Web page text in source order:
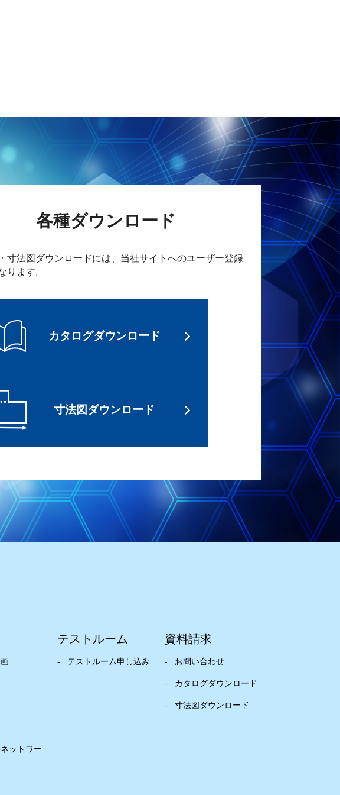
各種ダウンロード
寸法図ダウンロードには、当社サイトへのユーザー登録
ります。
カタログダウンロード
寸法図ダウンロード
ットワー
テストルーム
テストルーム申し込み
資料請求
お問い合わせ
カタログダウンロード
寸法図ダウンロード